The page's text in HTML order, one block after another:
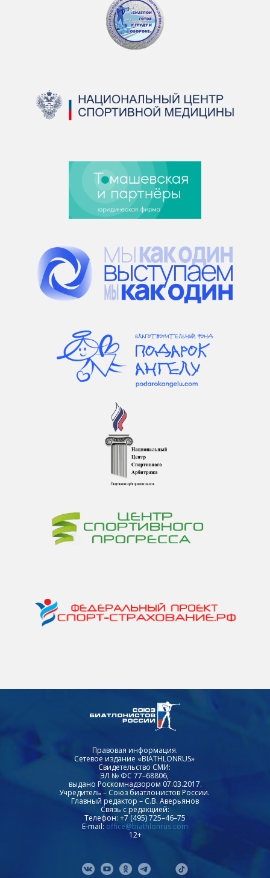
Правовая информация.
Сетевое издание «BIATHLONRUS»
Свидетельство СМИ:
ЭЛ № ФС 77–68806,
выдано Роскомнадзором 07.03.2017.
Учредитель – Союз биатлонистов России.
Главный редактор – С.В. Аверьянов
Связь с редакцией:
Телефон: +7 (495) 725–46–75
E-mail: office@biathlonrus.com
12+